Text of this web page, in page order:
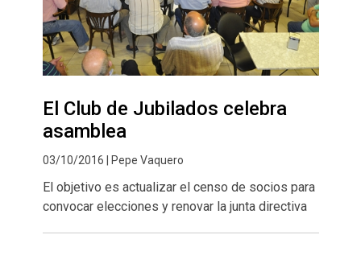
El Club de Jubilados celebra
asamblea
03/10/2016 | Pepe Vaquero
El objetivo es actualizar el censo de socios para
convocar elecciones y renovar la junta directiva